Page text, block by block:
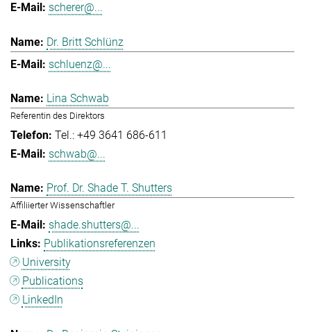
scherer@...
Dr. Britt Schlünz
schluenz@...
Lina Schwab
Referentin des Direktors
Tel.: +49 3641 686-611
schwab@...
Prof. Dr. Shade T. Shutters
Affiliierter Wissenschaftler
shade.shutters@...
Publikationsreferenzen
University
Publications
LinkedIn